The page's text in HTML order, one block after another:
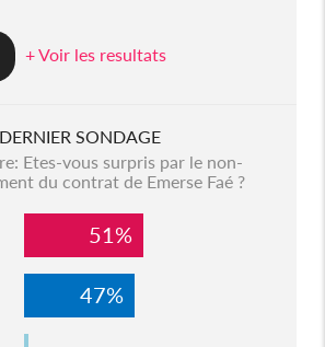
+ Voir les resultats
DERNIER SONDAGE
Etes-vous surpris par le non-
du contrat de Emerse Faé ?
51%
47%